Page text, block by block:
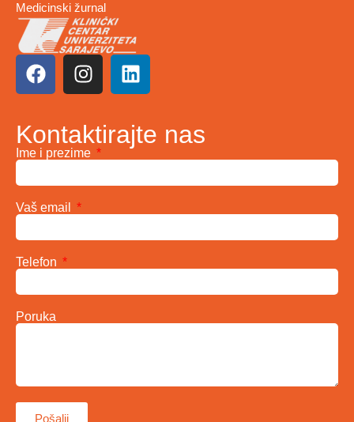
Medicinski žurnal
Kontaktirajte nas
Ime i prezime
Vaš email
Telefon
Poruka
Pošalji